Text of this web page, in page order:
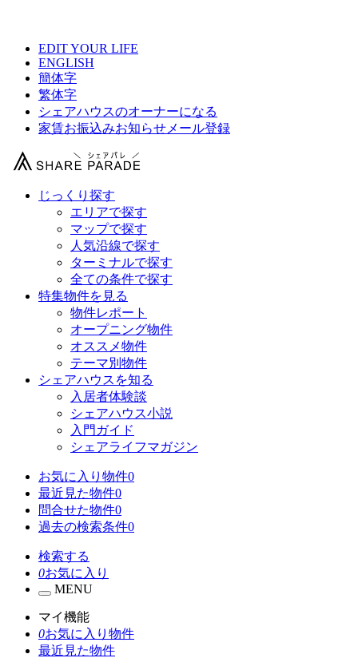
EDIT YOUR LIFE
ENGLISH
簡体字
繁体字
シェアハウスのオーナーになる
家賃お振込みお知らせメール登録
じっくり探す
エリアで探す
マップで探す
人気沿線で探す
ターミナルで探す
全ての条件で探す
特集物件を見る
物件レポート
オープニング物件
オススメ物件
テーマ別物件
シェアハウスを知る
入居者体験談
シェアハウス小説
入門ガイド
シェアライフマガジン
お気に入り物件0
最近見た物件0
問合せた物件0
過去の検索条件0
検索する
0お気に入り
MENU
マイ機能
0お気に入り物件
最近見た物件